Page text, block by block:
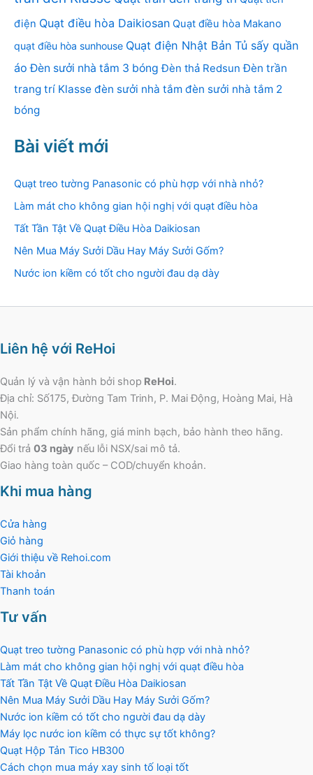
điện Quạt điều hòa Daikiosan Quạt điều hòa Makano
quạt điều hòa sunhouse Quạt điện Nhật Bản Tủ sấy quần
áo Đèn sưởi nhà tắm 3 bóng Đèn thả Redsun Đèn trần
trang trí Klasse đèn sưởi nhà tắm đèn sưởi nhà tắm 2
bóng
Bài viết mới
Quạt treo tường Panasonic có phù hợp với nhà nhỏ?
Làm mát cho không gian hội nghị với quạt điều hòa
Tất Tần Tật Về Quạt Điều Hòa Daikiosan
Nên Mua Máy Sưởi Dầu Hay Máy Sưởi Gốm?
Nước ion kiềm có tốt cho người đau dạ dày
Liên hệ với ReHoi
Quản lý và vận hành bởi shop ReHoi.
Địa chỉ: Số175, Đường Tam Trinh, P. Mai Động, Hoàng Mai, Hà
Nội.
Sản phẩm chính hãng, giá minh bạch, bảo hành theo hãng.
Đổi trả 03 ngày nếu lỗi NSX/sai mô tả.
Giao hàng toàn quốc – COD/chuyển khoản.
Khi mua hàng
Cửa hàng
Giỏ hàng
Giới thiệu về Rehoi.com
Tài khoản
Thanh toán
Tư vấn
Quạt treo tường Panasonic có phù hợp với nhà nhỏ?
Làm mát cho không gian hội nghị với quạt điều hòa
Tất Tần Tật Về Quạt Điều Hòa Daikiosan
Nên Mua Máy Sưởi Dầu Hay Máy Sưởi Gốm?
Nước ion kiềm có tốt cho người đau dạ dày
Máy lọc nước ion kiềm có thực sự tốt không?
Quạt Hộp Tản Tico HB300
Cách chọn mua máy xay sinh tố loại tốt